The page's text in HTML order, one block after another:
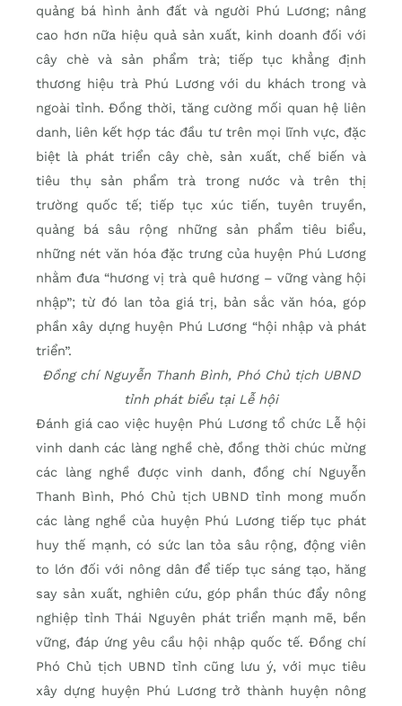
quảng bá hình ảnh đất và người Phú Lương; nâng
cao hơn nữa hiệu quả sản xuất, kinh doanh đối với
cây chè và sản phẩm trà; tiếp tục khẳng định
thương hiệu trà Phú Lương với du khách trong và
ngoài tỉnh. Đồng thời, tăng cường mối quan hệ liên
danh, liên kết hợp tác đầu tư trên mọi lĩnh vực, đặc
biệt là phát triển cây chè, sản xuất, chế biến và
tiêu thụ sản phẩm trà trong nước và trên thị
trường quốc tế; tiếp tục xúc tiến, tuyên truyền,
quảng bá sâu rộng những sản phẩm tiêu biểu,
những nét văn hóa đặc trưng của huyện Phú Lương
nhằm đưa “hương vị trà quê hương – vững vàng hội
nhập”; từ đó lan tỏa giá trị, bản sắc văn hóa, góp
phần xây dựng huyện Phú Lương “hội nhập và phát
triển”.
Đồng chí Nguyễn Thanh Bình, Phó Chủ tịch UBND
tỉnh phát biểu tại Lễ hội
Đánh giá cao việc huyện Phú Lương tổ chức Lễ hội
vinh danh các làng nghề chè, đồng thời chúc mừng
các làng nghề được vinh danh, đồng chí Nguyễn
Thanh Bình, Phó Chủ tịch UBND tỉnh mong muốn
các làng nghề của huyện Phú Lương tiếp tục phát
huy thế mạnh, có sức lan tỏa sâu rộng, động viên
to lớn đối với nông dân để tiếp tục sáng tạo, hăng
say sản xuất, nghiên cứu, góp phần thúc đẩy nông
nghiệp tỉnh Thái Nguyên phát triển mạnh mẽ, bền
vững, đáp ứng yêu cầu hội nhập quốc tế. Đồng chí
Phó Chủ tịch UBND tỉnh cũng lưu ý, với mục tiêu
xây dựng huyện Phú Lương trở thành huyện nông